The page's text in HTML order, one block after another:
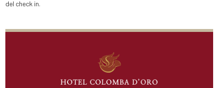
del check in.